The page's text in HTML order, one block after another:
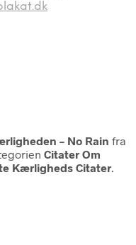
– No Rain fra
Citater Om
Kærligheds Citater.